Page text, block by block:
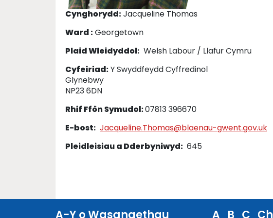
Cynghorydd:Jacqueline Thomas
Ward :Georgetown
Plaid Wleidyddol: Welsh Labour / Llafur Cymru
Cyfeiriad:Y Swyddfeydd Cyffredinol
Glynebwy
NP23 6DN
Rhif Ffôn Symudol:07813 396670
E-bost: Jacqueline.Thomas@blaenau-gwent.gov.uk
Pleidleisiau a Dderbyniwyd: 645
A-Y o Wasanaethau A B C Ch